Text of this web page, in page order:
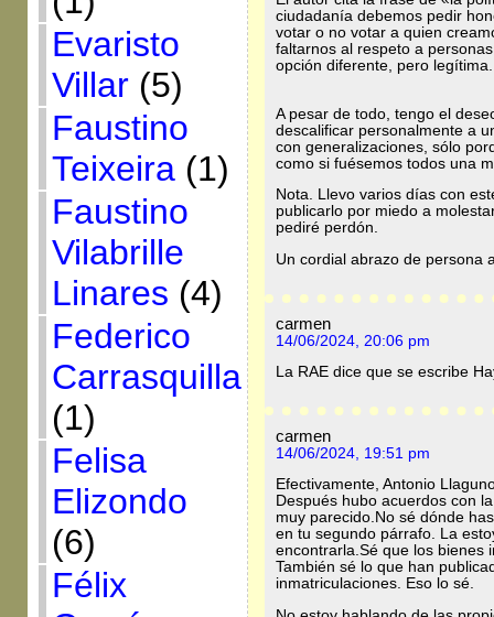
Evaristo
Villar(5)
Faustino
Teixeira(1)
Faustino
Vilabrille
Linares (4)
Federico
Carrasquilla
(1)
Felisa
Elizondo
(6)
Félix
ciudadanía debemos pedir
votar o no votar a quien
faltarnos al respeto a
opción
A pesar de todo, tengo el
descalificar personalmente a
con generalizaciones, sólo
como si fuésemos todos una
Nota. Llevo varios días con
publicarlo por miedo a
pediré perdón.
Un cordial abrazo de persona
carmen
14/06/2024, 20:06 pm
La RAE dice que se escribe
carmen
14/06/2024, 19:51 pm
Efectivamente, Antonio
Después hubo acuerdos con
muy parecido.No sé dónde
en tu segundo párrafo. La
encontrarla.Sé que los bienes
También sé lo que han
inmatriculaciones. Eso lo sé.